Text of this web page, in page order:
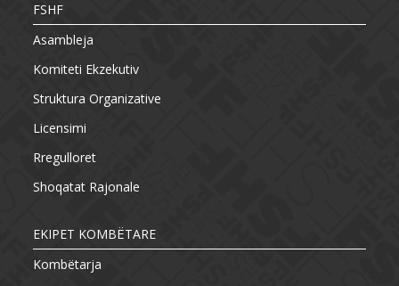
FSHF
Asambleja
Komiteti Ekzekutiv
Struktura Organizative
Licensimi
Rregulloret
Shoqatat Rajonale
EKIPET KOMBËTARE
Kombëtarja